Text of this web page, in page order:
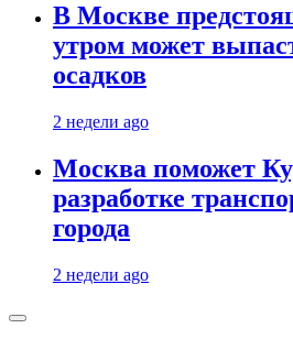
В Москве
утром может
осадков
2 недели ago
Москва поможет
разработке
города
2 недели ago